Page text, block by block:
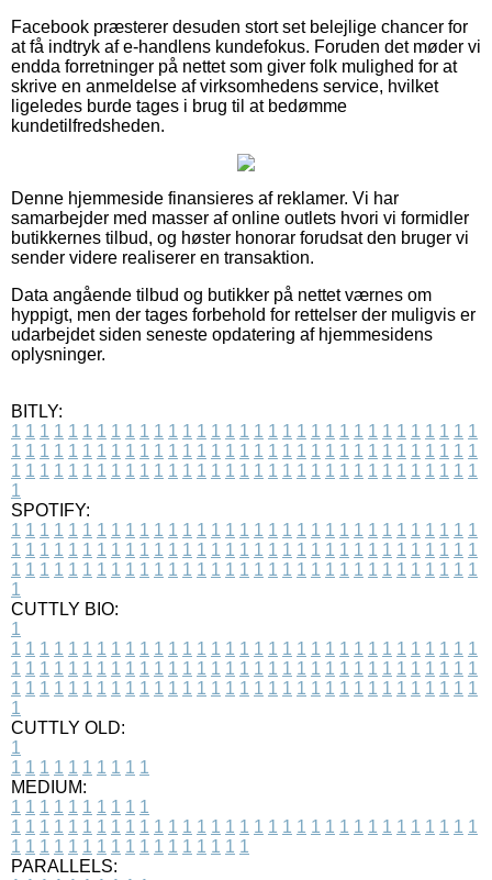
Facebook præsterer desuden stort set belejlige chancer for
at få indtryk af e-handlens kundefokus. Foruden det møder vi
endda forretninger på nettet som giver folk mulighed for at
skrive en anmeldelse af virksomhedens service, hvilket
ligeledes burde tages i brug til at bedømme
kundetilfredsheden.
Denne hjemmeside finansieres af reklamer. Vi har
samarbejder med masser af online outlets hvori vi formidler
butikkernes tilbud, og høster honorar forudsat den bruger vi
sender videre realiserer en transaktion.
Data angående tilbud og butikker på nettet værnes om
hyppigt, men der tages forbehold for rettelser der muligvis er
udarbejdet siden seneste opdatering af hjemmesidens
oplysninger.
BITLY:
1 1 1 1 1 1 1 1 1 1 1 1 1 1 1 1 1 1 1 1 1 1 1 1 1 1 1 1 1 1 1 1 1
1 1 1 1 1 1 1 1 1 1 1 1 1 1 1 1 1 1 1 1 1 1 1 1 1 1 1 1 1 1 1 1 1
1 1 1 1 1 1 1 1 1 1 1 1 1 1 1 1 1 1 1 1 1 1 1 1 1 1 1 1 1 1 1 1 1
1
SPOTIFY:
1 1 1 1 1 1 1 1 1 1 1 1 1 1 1 1 1 1 1 1 1 1 1 1 1 1 1 1 1 1 1 1 1
1 1 1 1 1 1 1 1 1 1 1 1 1 1 1 1 1 1 1 1 1 1 1 1 1 1 1 1 1 1 1 1 1
1 1 1 1 1 1 1 1 1 1 1 1 1 1 1 1 1 1 1 1 1 1 1 1 1 1 1 1 1 1 1 1 1
1
CUTTLY BIO:
1
1 1 1 1 1 1 1 1 1 1 1 1 1 1 1 1 1 1 1 1 1 1 1 1 1 1 1 1 1 1 1 1 1
1 1 1 1 1 1 1 1 1 1 1 1 1 1 1 1 1 1 1 1 1 1 1 1 1 1 1 1 1 1 1 1 1
1 1 1 1 1 1 1 1 1 1 1 1 1 1 1 1 1 1 1 1 1 1 1 1 1 1 1 1 1 1 1 1 1
1
CUTTLY OLD:
1
1 1 1 1 1 1 1 1 1 1
MEDIUM:
1 1 1 1 1 1 1 1 1 1
1 1 1 1 1 1 1 1 1 1 1 1 1 1 1 1 1 1 1 1 1 1 1 1 1 1 1 1 1 1 1 1 1
1 1 1 1 1 1 1 1 1 1 1 1 1 1 1 1 1
PARALLELS: